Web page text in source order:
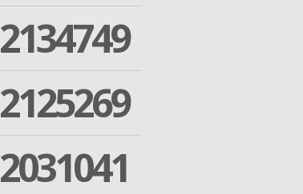
2134749
2125269
2031041